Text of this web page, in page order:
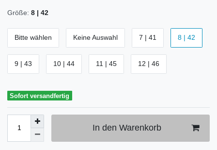
Größe: 8 | 42
Bitte wählen Keine Auswahl 7 | 41 8 | 42
9 | 43 10 | 44 11 | 45 12 | 46
Sofort versandfertig
In den Warenkorb